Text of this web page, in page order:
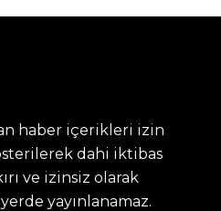
haber içerikleri izin
dahi iktibas
ve izinsiz olarak
yayınlanamaz.